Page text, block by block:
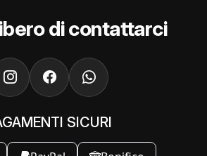
di contattarci
SICURI